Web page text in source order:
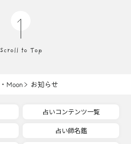
・ Moon お知らせ
占いコンテンツ一覧
占い師名鑑